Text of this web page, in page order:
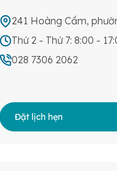
241 Hoàng Cầm,
Thứ 2 - Thứ 7: 8:00 -
028 7306 2062
Đặt lịch hẹn